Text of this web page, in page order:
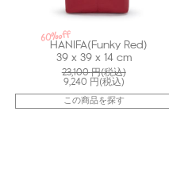
60%off
HANIFA(Funky Red)
39 x 39 x 14 cm
23,100円(税込)
9,240 円(税込)
この商品を探す